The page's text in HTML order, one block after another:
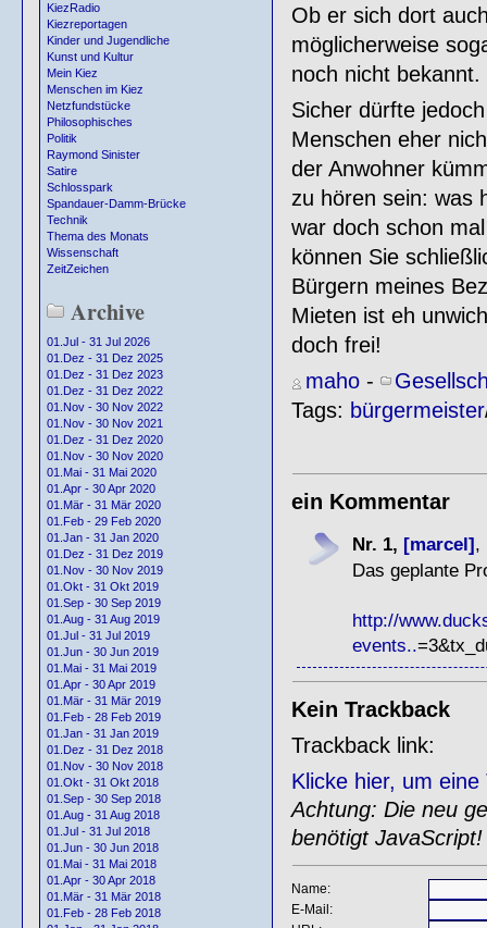
KiezRadio
Kiezreportagen
Kinder und Jugendliche
Kunst und Kultur
Mein Kiez
Menschen im Kiez
Netzfundstücke
Philosophisches
Politik
Raymond Sinister
Satire
Schlosspark
Spandauer-Damm-Brücke
Technik
Thema des Monats
Wissenschaft
ZeitZeichen
Archive
01.Jul - 31 Jul 2026
01.Dez - 31 Dez 2025
01.Dez - 31 Dez 2023
01.Dez - 31 Dez 2022
01.Nov - 30 Nov 2022
01.Nov - 30 Nov 2021
01.Dez - 31 Dez 2020
01.Nov - 30 Nov 2020
01.Mai - 31 Mai 2020
01.Apr - 30 Apr 2020
01.Mär - 31 Mär 2020
01.Feb - 29 Feb 2020
01.Jan - 31 Jan 2020
01.Dez - 31 Dez 2019
01.Nov - 30 Nov 2019
01.Okt - 31 Okt 2019
01.Sep - 30 Sep 2019
01.Aug - 31 Aug 2019
01.Jul - 31 Jul 2019
01.Jun - 30 Jun 2019
01.Mai - 31 Mai 2019
01.Apr - 30 Apr 2019
01.Mär - 31 Mär 2019
01.Feb - 28 Feb 2019
01.Jan - 31 Jan 2019
01.Dez - 31 Dez 2018
01.Nov - 30 Nov 2018
01.Okt - 31 Okt 2018
01.Sep - 30 Sep 2018
01.Aug - 31 Aug 2018
01.Jul - 31 Jul 2018
01.Jun - 30 Jun 2018
01.Mai - 31 Mai 2018
01.Apr - 30 Apr 2018
01.Mär - 31 Mär 2018
01.Feb - 28 Feb 2018
Ob er sich dort
möglicherweise
noch nicht bekannt.
Sicher dürfte
Menschen eher
der Anwohner
zu hören sein: was
war doch schon
können Sie
Bürgern meines
Mieten ist eh
doch frei!
maho-
Tags: bürgermeister
ein Kommentar
Nr. 1, [marcel],
Das geplante
http://
events..
Kein Trackback
Trackback link:
Klicke hier, um
Achtung: Die neu
benötigt JavaScript!
Name:
E-Mail: